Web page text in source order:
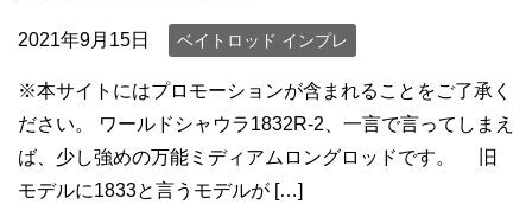
2021年9月15日 ベイトロッド インプレ
※本サイトにはプロモーションが含まれることをご了承く
ださい。 ワールドシャウラ1832R-2、一言で言ってしまえ
ば、少し強めの万能ミディアムロングロッドです。 旧
モデルに1833と言うモデルが […]